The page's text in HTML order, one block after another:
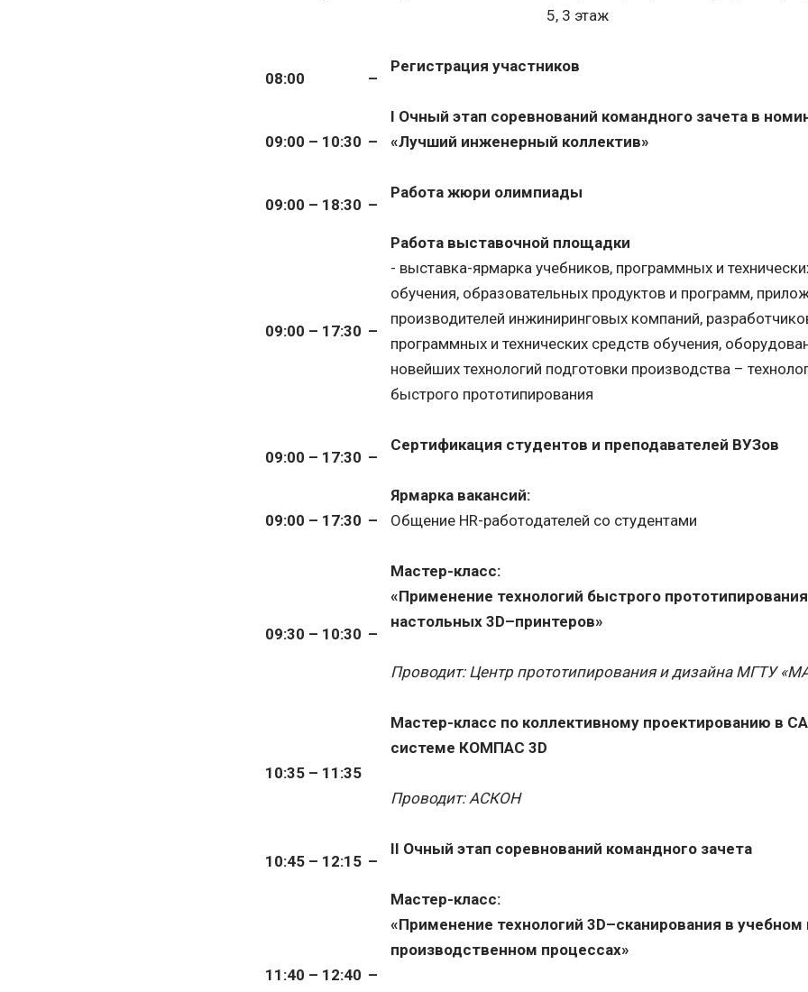
5, 3 этаж
08:00 –
Регистрация участников
09:00 – 10:30 –
I Очный этап соревнований командного зачета в
«Лучший инженерный коллектив»
09:00 – 18:30 –
Работа жюри олимпиады
09:00 – 17:30 –
Работа выставочной площадки
- выставка-ярмарка учебников, программных и
обучения, образовательных продуктов и программ,
производителей инжиниринговых компаний,
программных и технических средств обучения,
новейших технологий подготовки производства –
быстрого прототипирования
09:00 – 17:30 –
Сертификация студентов и преподавателей ВУЗов
09:00 – 17:30 –
Ярмарка вакансий:
Общение HR-работодателей со студентами
09:30 – 10:30 –
Мастер-класс:
«Применение технологий быстрого
настольных 3D–принтеров»
Проводит: Центр прототипирования и дизайна МГТУ
10:35 – 11:35
Мастер-класс по коллективному проектированию в
системе КОМПАС 3D
Проводит: АСКОН
10:45 – 12:15 –
II Очный этап соревнований командного зачета
11:40 – 12:40 –
Мастер-класс:
«Применение технологий 3D–сканирования в учебном
производственном процессах»